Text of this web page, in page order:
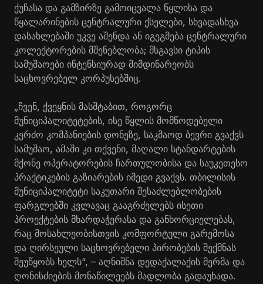
ქუჩასა და გამზირზე გამოიცვალა წყლისა და
წყალარინების ცენტრალური ქსელები, სხვადასხვა
დასახლებაში უკვე აშენდა ან იგეგმება ცენტრალური
კოლექტორების მშენებლობა; მსგავსი ტიპის
სამუშაოები ინტენსიურად მიმდინარეობს
საცხოვრებელ კორპუსებშიც.
„ჩვენ, ქვეყნის მასშტაბით, როგორც
მუნიციპალიტეტების, ისე წყლის მომწოდებელი
კერძო კომპანიების დონეზე, საკმაოდ ბევრი გვაქვს
სამუშაო, ამაში კი თქვენი, მაღალი სტანდარტების
მქონე ოპერატორების ჩართულობისა და საუკეთესო
პრაქტიკების გაზიარების იმედი გვაქვს. თბილისის
მუნიციპალიტეტი საკუთარი შესაძლებლობების
ფარგლებში კვლავაც გააგრძელებს ისეთი
პროექტების მხარდაჭერასა და განხორციელებას,
რაც მოსახლეობისთვის კომფორტული გარემოსა
და ღირსეული საცხოვრებელი პირობების შექმნას
შეუწყობს ხელს“, – აღნიშნა დედაქალაქის მერმა და
ღონისძიების მონაწილეებს მადლობა გადაუხადა.